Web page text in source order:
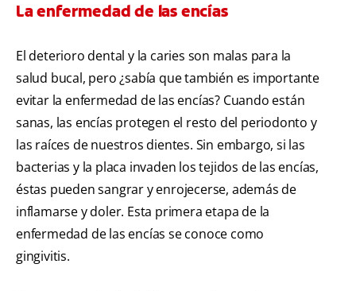
La enfermedad de las encías
El deterioro dental y la caries son malas para la
salud bucal, pero ¿sabía que también es importante
evitar la enfermedad de las encías? Cuando están
sanas, las encías protegen el resto del periodonto y
las raíces de nuestros dientes. Sin embargo, si las
bacterias y la placa invaden los tejidos de las encías,
éstas pueden sangrar y enrojecerse, además de
inflamarse y doler. Esta primera etapa de la
enfermedad de las encías se conoce como
gingivitis.